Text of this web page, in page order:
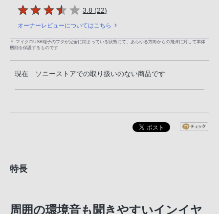
5つの星のうち
3.8 (22件のレビュー
)
オーナーレビューについてはこちら
＊ マイクロUSB端子のフタが完全に閉まっている状態にて、あらゆる方向からの飛沫に対して本体
機能を保護するものです
現在 ソニーストアでの取り扱いのない商品です
特長
周囲の環境音も聞きやすいインイヤ